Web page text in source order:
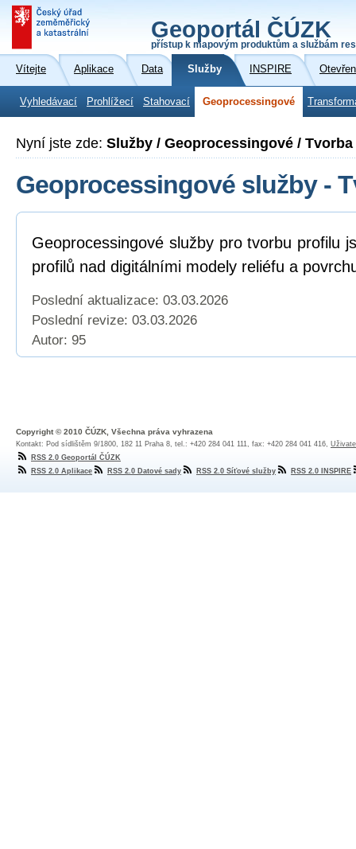
Geoportál ČÚZK
přístup k mapovým produktům a službám
Vítejte Aplikace Data Služby INSPIRE
Vyhledávací Prohlížecí Stahovací Geoprocessingové
Nyní jste zde: Služby / Geoprocessingové /
Geoprocessingové služby -
Geoprocessingové služby pro tvorbu profilu
profilů nad digitálními modely reliéfu a
Poslední aktualizace: 03.03.2026
Poslední revize: 03.03.2026
Autor: 95
Copyright © 2010 ČÚZK, Všechna práva vyhrazena
Kontakt: Pod sídlištěm 9/1800, 182 11 Praha 8, tel.: +420 284 041 111, fax: +420 284 041 416,
RSS 2.0 Geoportál ČÚZK
RSS 2.0 Aplikace
RSS 2.0 Datové sady RSS 2.0 Síťové služby RSS 2.0 INSPIRE